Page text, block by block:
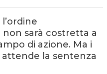
non sarà costretta a
di azione. Ma i
la sentenza